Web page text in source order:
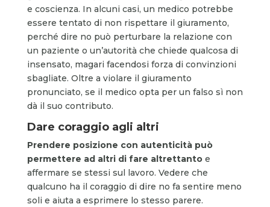
e coscienza. In alcuni casi, un medico potrebbe
essere tentato di non rispettare il giuramento,
perché dire no può perturbare la relazione con
un paziente o un’autorità che chiede qualcosa di
insensato, magari facendosi forza di convinzioni
sbagliate. Oltre a violare il giuramento
pronunciato, se il medico opta per un falso sì non
dà il suo contributo.
Dare coraggio agli altri
Prendere posizione con autenticità può
permettere ad altri di fare altrettanto e
affermare se stessi sul lavoro. Vedere che
qualcuno ha il coraggio di dire no fa sentire meno
soli e aiuta a esprimere lo stesso parere.